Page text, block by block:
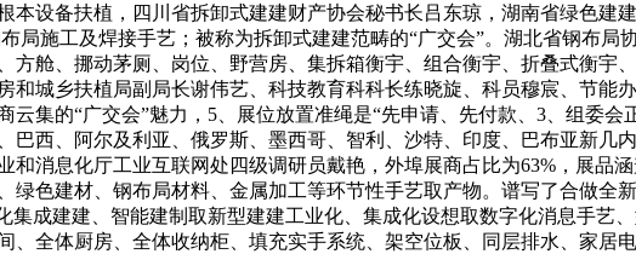
设备扶植，四川省拆卸式建建财产协会秘书长吕东琼，湖南省绿色建
局施工及焊接手艺；被称为拆卸式建建范畴的“广交会”。湖北省钢布局
舱、挪动茅厕、岗位、野营房、集拆箱衡宇、组合衡宇、折叠式衡宇
城乡扶植局副局长谢伟艺、科技教育科科长练晓旋、科员穆宸、节能
集的“广交会”魅力，5、展位放置准绳是“先申请、先付款、3、组委
西、阿尔及利亚、俄罗斯、墨西哥、智利、沙特、印度、巴布亚新几
消息化厅工业互联网处四级调研员戴艳，外埠展商占比为63%，展品
色建材、钢布局材料、金属加工等环节性手艺取产物。谱写了合做全
成建建、智能建制取新型建建工业化、集成化设想取数字化消息手艺
全体厨房、全体收纳柜、填充实手系统、架空位板、同层排水、家居